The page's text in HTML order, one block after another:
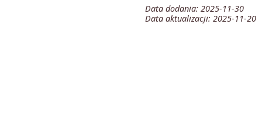
Data dodania: 2025-11-30
Data aktualizacji: 2025-11-20